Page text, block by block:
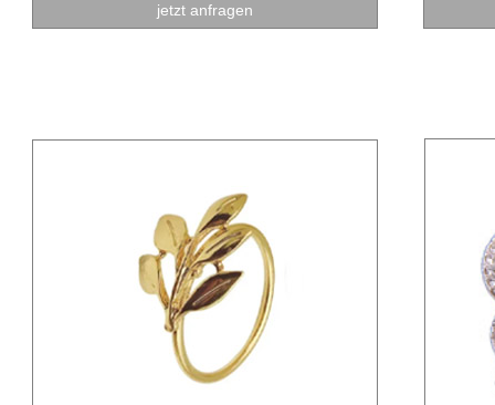
jetzt anfragen